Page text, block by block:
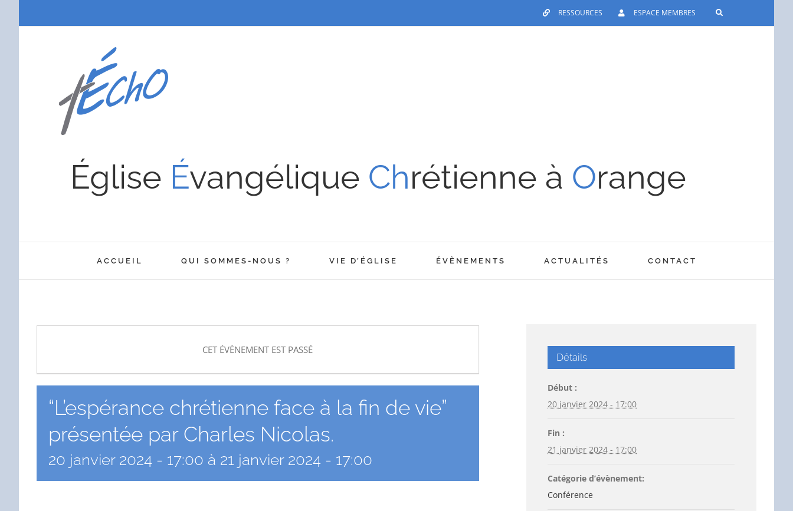
RESSOURCES ESPACE MEMBRES
Église Évangélique Chrétienne à Orange
ACCUEIL QUI SOMMES-NOUS ? VIE D’ÉGLISE ÉVÈNEMENTS ACTUALITÉS CONTACT
CET ÉVÈNEMENT EST PASSÉ
“L’espérance chrétienne face à la fin de vie”
présentée par Charles Nicolas.
20 janvier 2024 - 17:00 à 21 janvier 2024 - 17:00
Détails
Début :
20 janvier 2024 - 17:00
Fin :
21 janvier 2024 - 17:00
Catégorie d’évènement:
Conférence